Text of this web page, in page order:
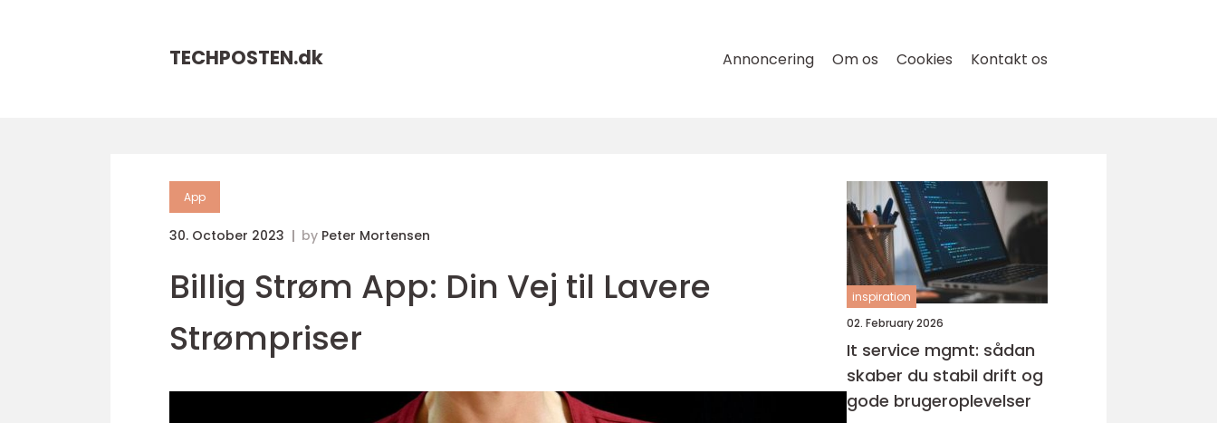
TECHPOSTEN.dk Annoncering Om os Cookies Kontakt os
App
30. October 2023 by Peter Mortensen
Billig Strøm App: Din Vej til Lavere
Strømpriser
inspiration
02. February 2026
It service mgmt: sådan
skaber du stabil drift og
gode brugeroplevelser